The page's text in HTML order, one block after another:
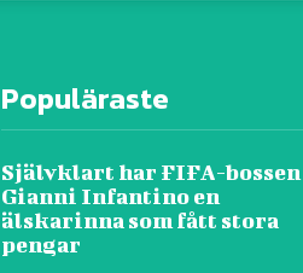
Populäraste
Självklart har FIFA-bossen
Gianni Infantino en
älskarinna som fått stora
pengar